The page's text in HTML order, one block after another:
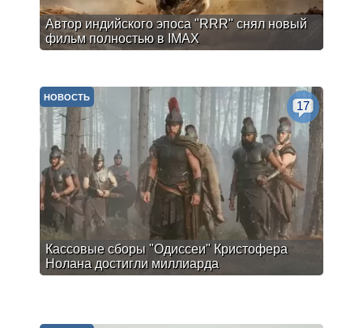
Автор индийского эпоса "RRR" снял новый
фильм полностью в IMAX
Кассовые сборы "Одиссеи" Кристофера
Нолана достигли миллиарда
НОВОСТЬ
17